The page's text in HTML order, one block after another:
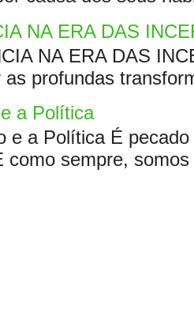
NA ERA DAS
NA ERA DAS
as profundas
a Política
e a Política É
como sempre,